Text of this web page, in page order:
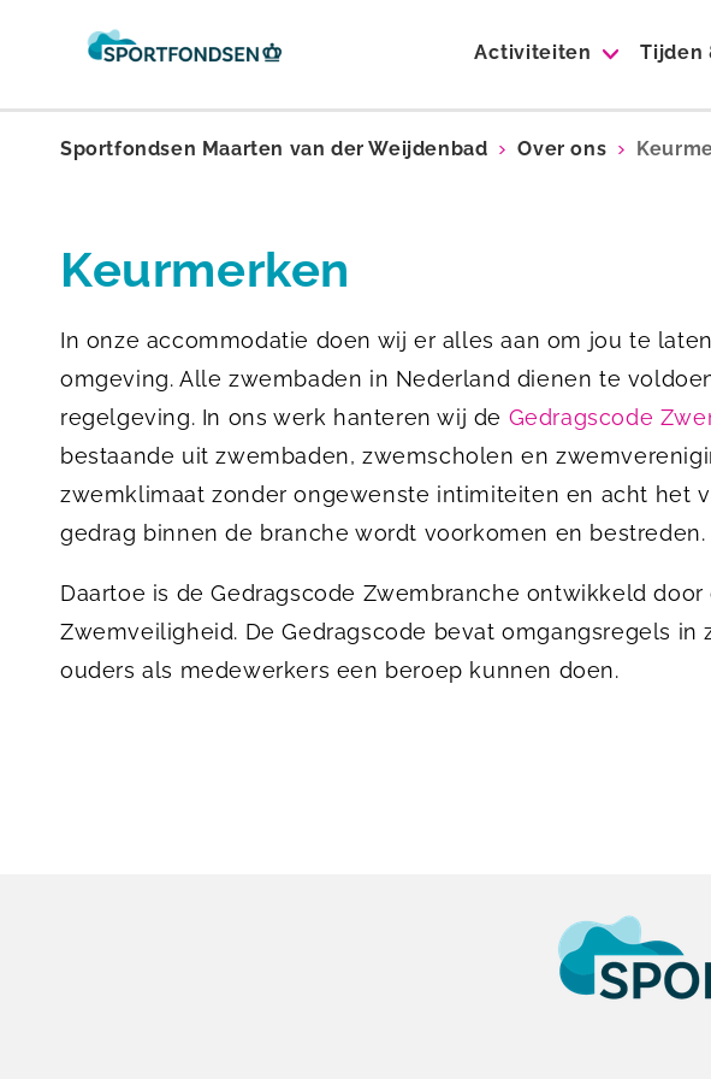
Activiteiten Tijden
Sportfondsen Maarten van der Weijdenbad Over ons
Keurmerken
In onze accommodatie doen wij er alles aan om jou te
omgeving. Alle zwembaden in Nederland dienen te
regelgeving. In ons werk hanteren wij de Gedragscode
bestaande uit zwembaden, zwemscholen en
zwemklimaat zonder ongewenste intimiteiten en acht het
gedrag binnen de branche wordt voorkomen en bestreden.
Daartoe is de Gedragscode Zwembranche ontwikkeld door
Zwemveiligheid. De Gedragscode bevat omgangsregels in
ouders als medewerkers een beroep kunnen doen.